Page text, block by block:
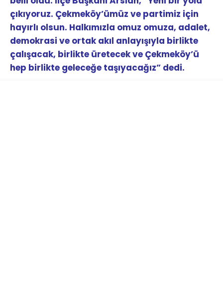
çıkıyoruz. Çekmeköy’ümüz ve partimiz için
hayırlı olsun. Halkımızla omuz omuza, adalet,
demokrasi ve ortak akıl anlayışıyla birlikte
çalışacak, birlikte üretecek ve Çekmeköy’ü
hep birlikte geleceğe taşıyacağız” dedi.